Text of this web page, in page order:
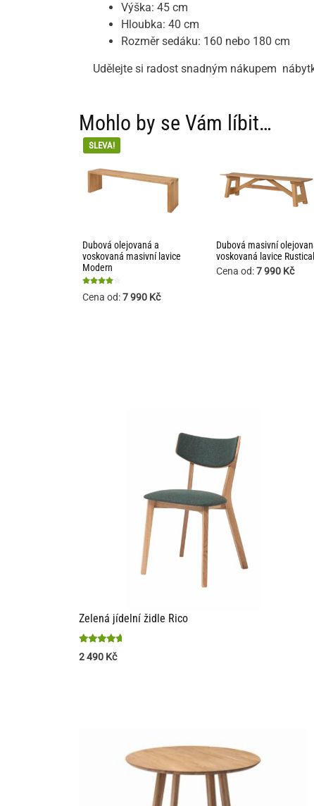
Výška: 45 cm
Hloubka: 40 cm
Rozměr sedáku: 160 nebo 180 cm
Udělejte si radost snadným nákupem
Mohlo by se Vám líbit…
SLEVA!
Dubová olejovaná a
voskovaná masivní lavice
Modern
4
Cena od:7 990 Kč
Dubová masivní
voskovaná lavice Rustical
Cena od:7 990 Kč
Zelená jídelní židle Rico
Hodnocení
2 490 Kč